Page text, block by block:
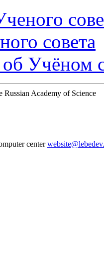
совета
Учёном
Russian Academy of Science
center